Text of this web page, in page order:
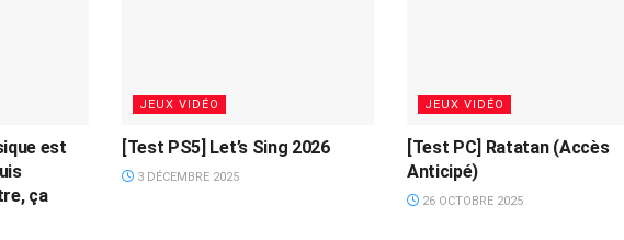
est
ça
JEUX VIDÉO
[Test PS5] Let’s Sing 2026
3 DÉCEMBRE 2025
JEUX VIDÉO
[Test PC] Ratatan (Accès
Anticipé)
26 OCTOBRE 2025